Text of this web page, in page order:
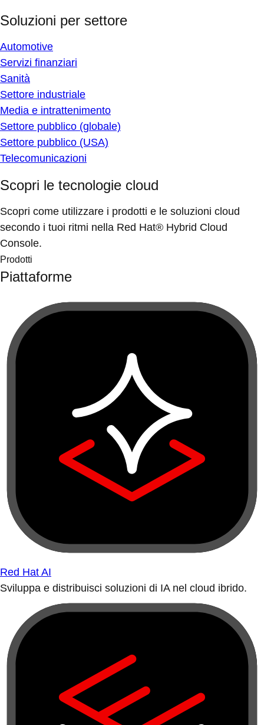
Soluzioni per settore
Automotive
Servizi finanziari
Sanità
Settore industriale
Media e intrattenimento
Settore pubblico (globale)
Settore pubblico (USA)
Telecomunicazioni
Scopri le tecnologie cloud
Scopri come utilizzare i prodotti e le soluzioni cloud
secondo i tuoi ritmi nella Red Hat® Hybrid Cloud
Console.
Prodotti
Piattaforme
Red Hat AI
Sviluppa e distribuisci soluzioni di IA nel cloud ibrido.